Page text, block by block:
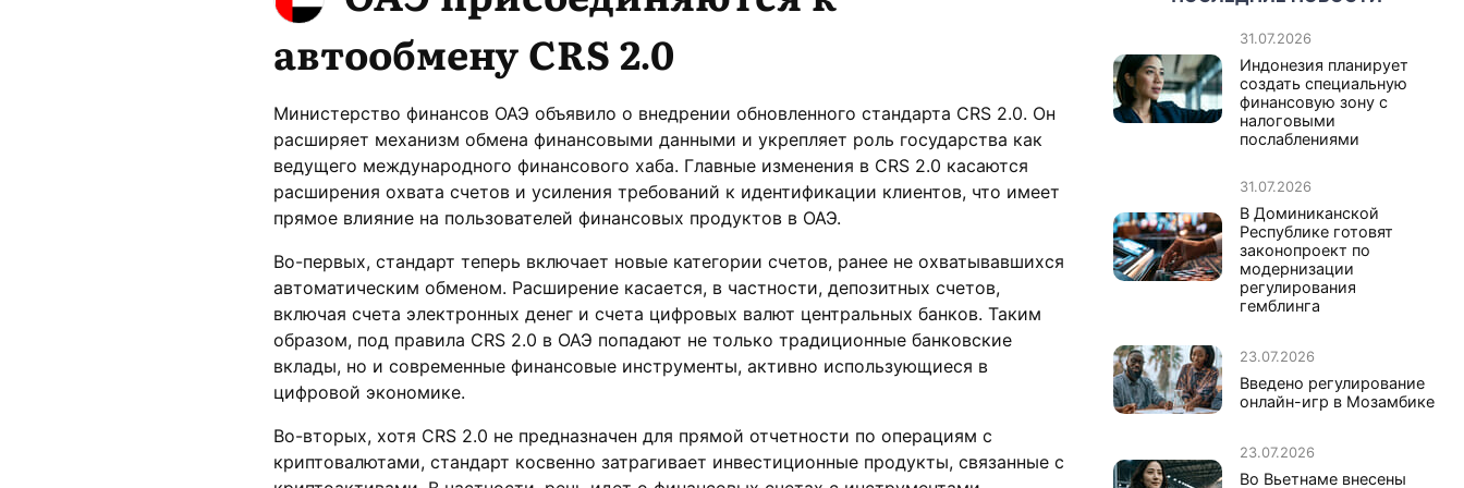
автообмену CRS 2.0
Министерство финансов ОАЭ объявило о внедрении обновленного стандарта CRS 2.0. Он
расширяет механизм обмена финансовыми данными и укрепляет роль государства как
ведущего международного финансового хаба. Главные изменения в CRS 2.0 касаются
расширения охвата счетов и усиления требований к идентификации клиентов, что имеет
прямое влияние на пользователей финансовых продуктов в ОАЭ.
Во-первых, стандарт теперь включает новые категории счетов, ранее не охватывавшихся
автоматическим обменом. Расширение касается, в частности, депозитных счетов,
включая счета электронных денег и счета цифровых валют центральных банков. Таким
образом, под правила CRS 2.0 в ОАЭ попадают не только традиционные банковские
вклады, но и современные финансовые инструменты, активно использующиеся в
цифровой экономике.
Во-вторых, хотя CRS 2.0 не предназначен для прямой отчетности по операциям с
криптовалютами, стандарт косвенно затрагивает инвестиционные продукты, связанные с
31.07.2026
Индонезия планирует
создать специальную
финансовую зону с
налоговыми
послаблениями
31.07.2026
В Доминиканской
Республике готовят
законопроект по
модернизации
регулирования
гемблинга
23.07.2026
Введено регулирование
онлайн-игр в Мозамбике
23.07.2026
Во Вьетнаме внесены